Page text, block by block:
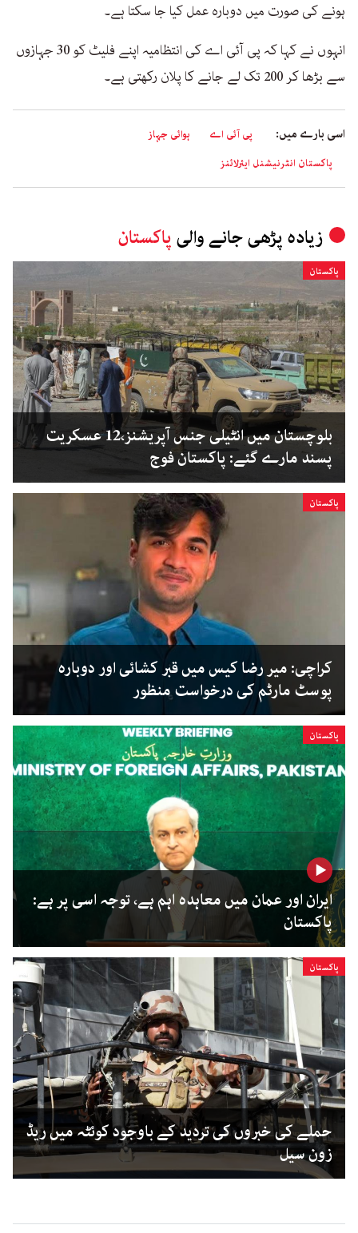
ہونے کی صورت میں دوبارہ عمل کیا جا سکتا ہے۔
انہوں نے کہا کہ پی آئی اے کی انتظامیہ اپنے فلیٹ کو 30 جہازوں
سے بڑھا کر 200 تک لے جانے کا پلان رکھتی ہے۔
اسی بارے میں: پی آئی اے
ہوائی جہاز
پاکستان انٹرنیشنل ایئرلائنز
زیادہ پڑھی جانے والی پاکستان
پاکستان
بلوچستان میں انٹیلی جنس آپریشنز،12 عسکریت
پسند مارے گئے: پاکستان فوج
پاکستان
کراچی: میر رضا کیس میں قبر کشائی اور دوبارہ
پوسٹ مارٹم کی درخواست منظور
پاکستان
ایران اور عمان میں معاہدہ اہم ہے، توجہ اسی پر ہے:
پاکستان
پاکستان
حملے کی خبروں کی تردید کے باوجود کوئٹہ میں ریڈ
زون سیل